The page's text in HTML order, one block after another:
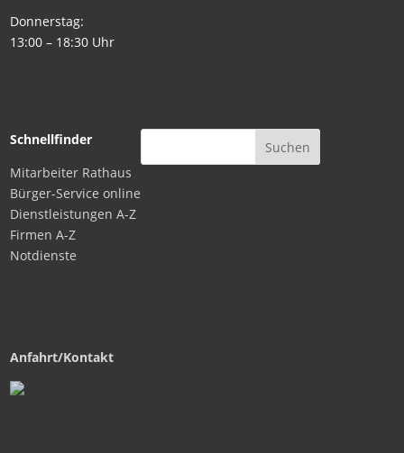
Donnerstag:
13:00 – 18:30 Uhr
Schnellfinder
Mitarbeiter Rathaus
Bürger-Service online
Dienstleistungen A-Z
Firmen A-Z
Notdienste
Anfahrt/Kontakt